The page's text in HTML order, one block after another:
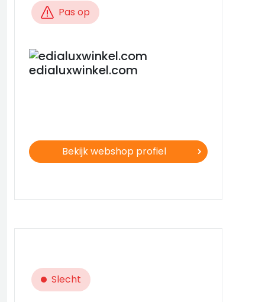
Pas op
edialuxwinkel.com
Bekijk webshop profiel
Slecht